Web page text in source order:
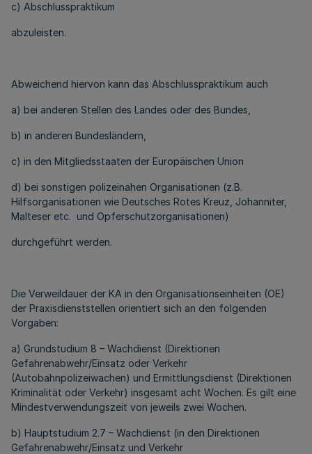
c) Abschlusspraktikum
abzuleisten.
Abweichend hiervon kann das Abschlusspraktikum auch
a) bei anderen Stellen des Landes oder des Bundes,
b) in anderen Bundesländern,
c) in den Mitgliedsstaaten der Europäischen Union
d) bei sonstigen polizeinahen Organisationen (z.B.
Hilfsorganisationen wie Deutsches Rotes Kreuz, Johanniter,
Malteser etc. und Opferschutzorganisationen)
durchgeführt werden.
Die Verweildauer der KA in den Organisationseinheiten (OE)
der Praxisdienststellen orientiert sich an den folgenden
Vorgaben:
a) Grundstudium 8 – Wachdienst (Direktionen
Gefahrenabwehr/Einsatz oder Verkehr
(Autobahnpolizeiwachen) und Ermittlungsdienst (Direktionen
Kriminalität oder Verkehr) insgesamt acht Wochen. Es gilt eine
Mindestverwendungszeit von jeweils zwei Wochen.
b) Hauptstudium 2.7 – Wachdienst (in den Direktionen
Gefahrenabwehr/Einsatz und Verkehr